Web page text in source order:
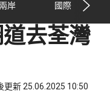
兩岸 國際
去荃灣
更新 25.06.2025 10:50